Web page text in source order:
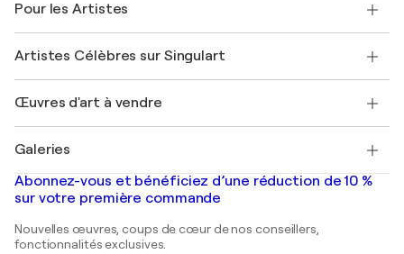
Offrir une carte cadeau
Rejoignez notre programme commercial
Mon compte
+33 1 76 44 06 42
FAQ
Magazine Singulart
Emplois
Découvrez une sélection d'art original
Pour les Artistes
Se connecter en tant qu'Artiste
Artistes Célèbres sur Singulart
Marc Chagall
Banksy
Mr. Brainwash
Shepard Fairey
Œuvres d'art à vendre
Tableaux abstraits à vendre
Peintures de paysage
Estampes
Peintures acryliques
Galeries
Galeries d'art en France
Galeries d'art en Belgique
Abonnez-vous et bénéficiez d’une réduction de 10 %
sur votre première commande
Nouvelles œuvres, coups de cœur de nos conseillers,
fonctionnalités exclusives.